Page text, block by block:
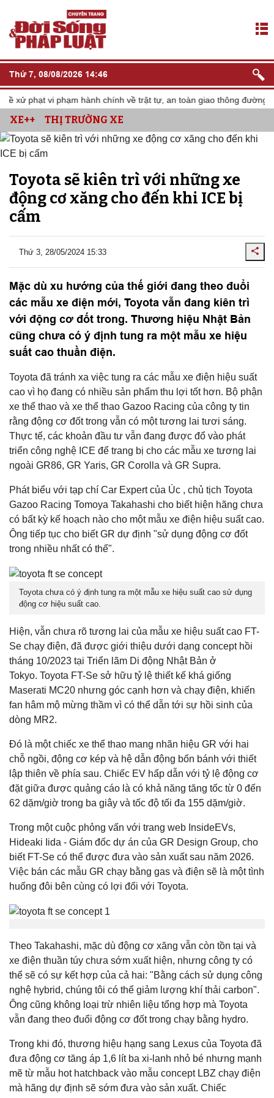
Thứ 7, 08/08/2026 14:46
xử phạt vi phạm hành chính về trật tự, an toàn giao thông đường bộ
XE++ THỊ TRƯỜNG XE
Toyota sẽ kiên trì với những xe
động cơ xăng cho đến khi ICE bị
cấm
Thứ 3, 28/05/2024 15:33
Mặc dù xu hướng của thế giới đang theo đuổi
các mẫu xe điện mới, Toyota vẫn đang kiên trì
với động cơ đốt trong. Thương hiệu Nhật Bản
cũng chưa có ý định tung ra một mẫu xe hiệu
suất cao thuần điện.
Toyota đã tránh xa việc tung ra các mẫu xe điện hiệu suất
cao vì họ đang có nhiều sản phẩm thu lợi tốt hơn. Bộ phận
xe thể thao và xe thể thao Gazoo Racing của công ty tin
rằng động cơ đốt trong vẫn có một tương lai tươi sáng.
Thực tế, các khoản đầu tư vẫn đang được đổ vào phát
triển công nghệ ICE để trang bị cho các mẫu xe tương lai
ngoài GR86, GR Yaris, GR Corolla và GR Supra.
Phát biểu với tạp chí Car Expert của Úc , chủ tịch Toyota
Gazoo Racing Tomoya Takahashi cho biết hiện hãng chưa
có bất kỳ kế hoạch nào cho một mẫu xe điện hiệu suất cao.
Ông tiếp tục cho biết GR dự định "sử dụng động cơ đốt
trong nhiều nhất có thể".
Toyota chưa có ý định tung ra một mẫu xe hiệu suất cao sử dụng
động cơ hiệu suất cao.
Hiện, vẫn chưa rõ tương lai của mẫu xe hiệu suất cao FT-
Se chạy điện, đã được giới thiệu dưới dạng concept hồi
tháng 10/2023 tại Triển lãm Di động Nhật Bản ở
Tokyo. Toyota FT-Se sở hữu tỷ lệ thiết kế khá giống
Maserati MC20 nhưng góc cạnh hơn và chạy điện, khiến
fan hâm mộ mừng thầm vì có thể dẫn tới sự hồi sinh của
dòng MR2.
Đó là một chiếc xe thể thao mang nhãn hiệu GR với hai
chỗ ngồi, động cơ kép và hệ dẫn động bốn bánh với thiết
lập thiên về phía sau. Chiếc EV hấp dẫn với tỷ lệ động cơ
đặt giữa được quảng cáo là có khả năng tăng tốc từ 0 đến
62 dặm/giờ trong ba giây và tốc độ tối đa 155 dặm/giờ.
Trong một cuộc phỏng vấn với trang web InsideEVs,
Hideaki Iida - Giám đốc dự án của GR Design Group, cho
biết FT-Se có thể được đưa vào sản xuất sau năm 2026.
Việc bán các mẫu GR chạy bằng gas và điện sẽ là một tình
huống đôi bên cùng có lợi đối với Toyota.
Theo Takahashi, mặc dù động cơ xăng vẫn còn tồn tại và
xe điện thuần túy chưa sớm xuất hiện, nhưng công ty có
thể sẽ có sự kết hợp của cả hai: "Bằng cách sử dụng công
nghệ hybrid, chúng tôi có thể giảm lượng khí thải carbon".
Ông cũng không loại trừ nhiên liệu tổng hợp mà Toyota
vẫn đang theo đuổi động cơ đốt trong chạy bằng hydro.
Trong khi đó, thương hiệu hạng sang Lexus của Toyota đã
đưa động cơ tăng áp 1,6 lít ba xi-lanh nhỏ bé nhưng mạnh
mẽ từ mẫu hot hatchback vào mẫu concept LBZ chạy điện
mà hãng dự định sẽ sớm đưa vào sản xuất. Chiếc